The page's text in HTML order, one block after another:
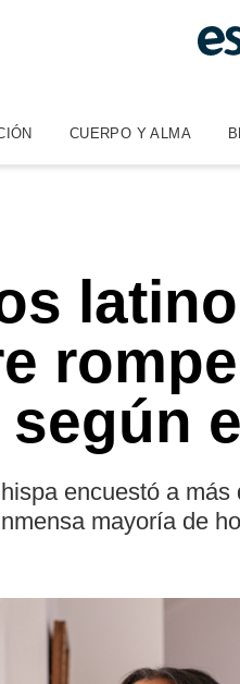
CUERPO Y ALMA
encuestó a
mayoría de